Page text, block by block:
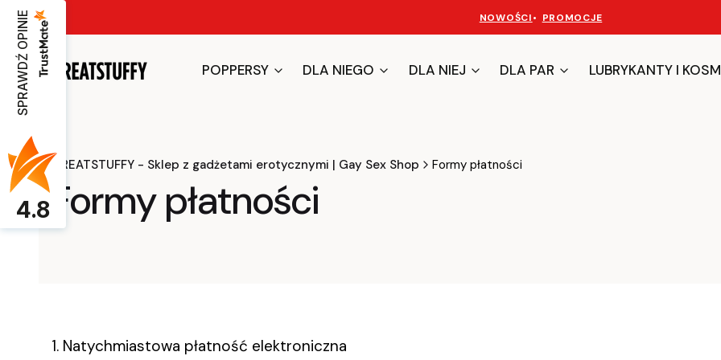
NOWOŚCI• PROMOCJE
POPPERSY DLA NIEGO DLA NIEJ DLA PAR LUBRYKANTY I
GREATSTUFFY - Sklep z gadżetami erotycznymi | Gay Sex Shop Formy płatności
Formy płatności
1. Natychmiastowa płatność elektroniczna
SPRAWDŹ OPINIE
4.8